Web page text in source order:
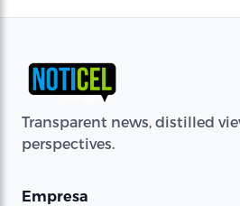
Transparent news, distilled
perspectives.
Empresa